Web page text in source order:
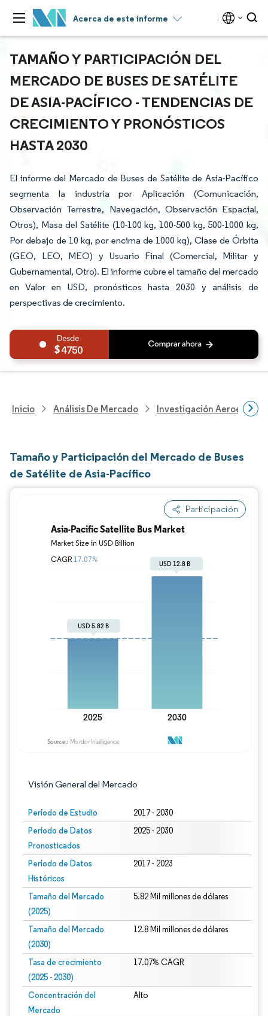
Acerca de este informe
TAMAÑO Y PARTICIPACIÓN DEL
MERCADO DE BUSES DE SATÉLITE
DE ASIA-PACÍFICO - TENDENCIAS DE
CRECIMIENTO Y PRONÓSTICOS
HASTA 2030
El informe del Mercado de Buses de Satélite de Asia-Pacífico
segmenta la industria por Aplicación (Comunicación,
Observación Terrestre, Navegación, Observación Espacial,
Otros), Masa del Satélite (10-100 kg, 100-500 kg, 500-1000 kg,
Por debajo de 10 kg, por encima de 1000 kg), Clase de Órbita
(GEO, LEO, MEO) y Usuario Final (Comercial, Militar y
Gubernamental, Otro). El informe cubre el tamaño del mercado
en Valor en USD, pronósticos hasta 2030 y análisis de
perspectivas de crecimiento.
4750
Inicio Análisis De Mercado Investigación
Tamaño y Participación del Mercado de Buses
de Satélite de Asia-Pacífico
Participación
Visión General del Mercado
Período de Estudio 2017 - 2030
Período de Datos
Pronosticados
2025 - 2030
Período de Datos
Históricos
2017 - 2023
Tamaño del Mercado
(2025)
5.82 Mil millones de dólares
Tamaño del Mercado
(2030)
12.8 Mil millones de dólares
Tasa de crecimiento
(2025 - 2030)
17.07% CAGR
Concentración del
Mercado
Alto